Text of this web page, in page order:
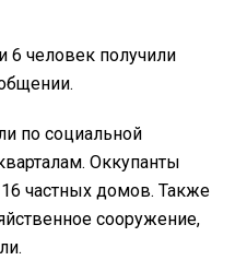
6 человек получили
по социальной
Оккупанты
частных домов. Также
сооружение,